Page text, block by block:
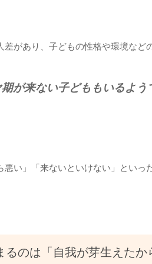
差があり、子どもの性格や環境な
が来ない子どももいるよう
悪い」「来ないといけない」といっ
のは「自我が芽生えたか